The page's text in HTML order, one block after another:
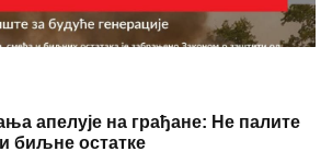
апелује на грађане: Не палите
биљне остатке